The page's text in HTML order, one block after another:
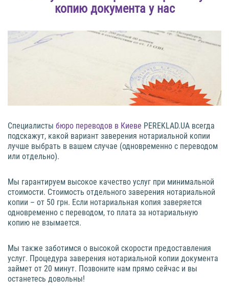
копию документа у нас
Специалисты бюро переводов в Киеве PEREKLAD.UA всегда
подскажут, какой вариант заверения нотариальной копии
лучше выбрать в вашем случае (одновременно с переводом
или отдельно).
Мы гарантируем высокое качество услуг при минимальной
стоимости. Стоимость отдельного заверения нотариальной
копии – от 50 грн. Если нотариальная копия заверяется
одновременно с переводом, то плата за нотариальную
копию не взымается.
Мы также заботимся о высокой скорости предоставления
услуг. Процедура заверения нотариальной копии документа
займет от 20 минут. Позвоните нам прямо сейчас и вы
останетесь довольны!